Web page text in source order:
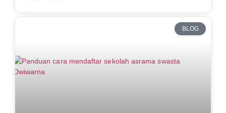
BLOG